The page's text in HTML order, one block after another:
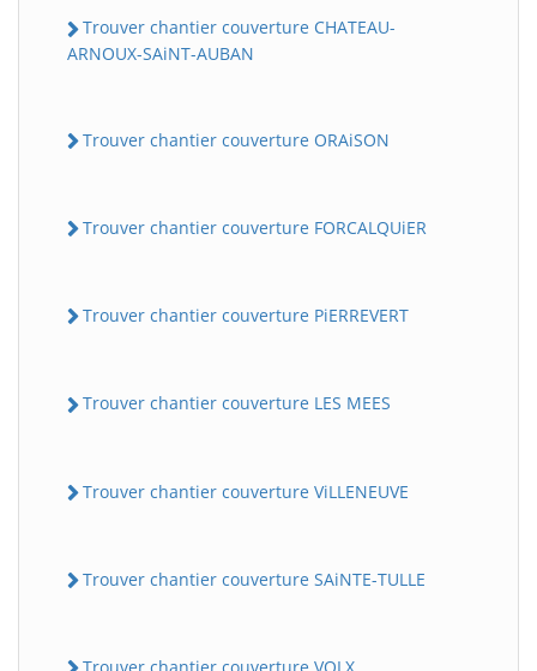
Trouver chantier couverture CHATEAU-
ARNOUX-SAiNT-AUBAN
Trouver chantier couverture ORAiSON
Trouver chantier couverture FORCALQUiER
Trouver chantier couverture PiERREVERT
Trouver chantier couverture LES MEES
Trouver chantier couverture ViLLENEUVE
Trouver chantier couverture SAiNTE-TULLE